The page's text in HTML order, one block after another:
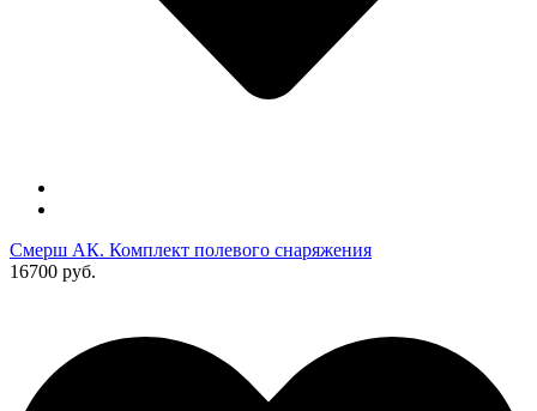
Смерш АК. Комплект полевого снаряжения
16700 руб.